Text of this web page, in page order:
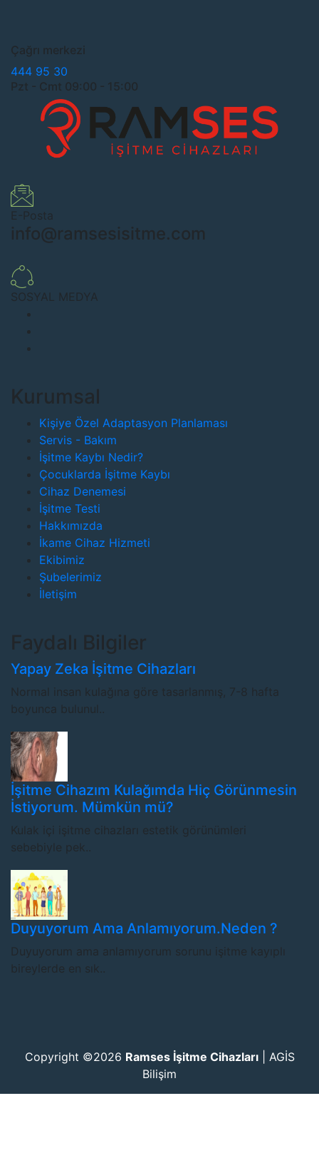
Çağrı merkezi
444 95 30
Pzt - Cmt 09:00 - 15:00
E-Posta
info@ramsesisitme.com
SOSYAL MEDYA
Kurumsal
Kişiye Özel Adaptasyon Planlaması
Servis - Bakım
İşitme Kaybı Nedir?
Çocuklarda İşitme Kaybı
Cihaz Denemesi
İşitme Testi
Hakkımızda
İkame Cihaz Hizmeti
Ekibimiz
Şubelerimiz
İletişim
Faydalı Bilgiler
Yapay Zeka İşitme Cihazları
Normal insan kulağına göre tasarlanmış, 7-8 hafta
boyunca bulunul..
İşitme Cihazım Kulağımda Hiç Görünmesin
İstiyorum. Mümkün mü?
Kulak içi işitme cihazları estetik görünümleri
sebebiyle pek..
Duyuyorum Ama Anlamıyorum.Neden ?
Duyuyorum ama anlamıyorum sorunu işitme kayıplı
bireylerde en sık..
Copyright ©2026 Ramses İşitme Cihazları| AGİS
Bilişim